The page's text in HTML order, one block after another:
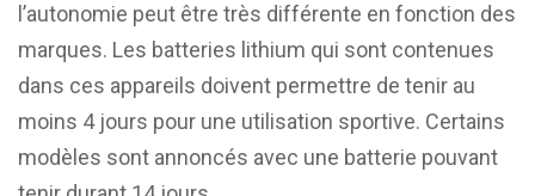
l’autonomie peut être très différente en fonction des
marques. Les batteries lithium qui sont contenues
dans ces appareils doivent permettre de tenir au
moins 4 jours pour une utilisation sportive. Certains
modèles sont annoncés avec une batterie pouvant